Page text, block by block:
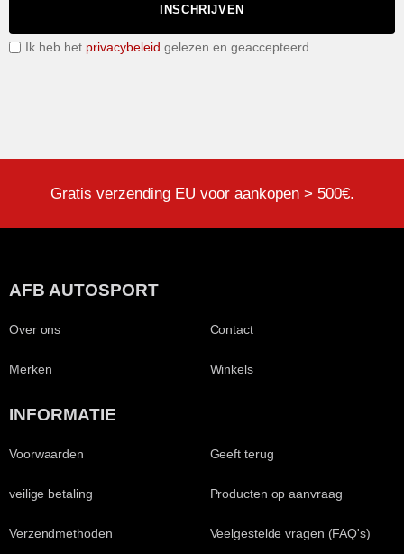
INSCHRIJVEN
Ik heb het privacybeleid gelezen en geaccepteerd.
Gratis verzending EU voor aankopen > 500€.
AFB AUTOSPORT
Over ons
Merken
Contact
Winkels
INFORMATIE
Voorwaarden
veilige betaling
Verzendmethoden
Geeft terug
Producten op aanvraag
Veelgestelde vragen (FAQ's)